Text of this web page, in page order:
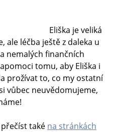
Eliška je veliká
ale léčba ještě z daleka u
nemalých finančních
tomu, aby Eliška i
prožívat to, co my ostatní
vůbec neuvědomujeme,
také na stránkách